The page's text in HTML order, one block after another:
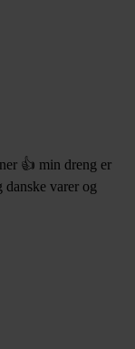
👍 min dreng er
varer og